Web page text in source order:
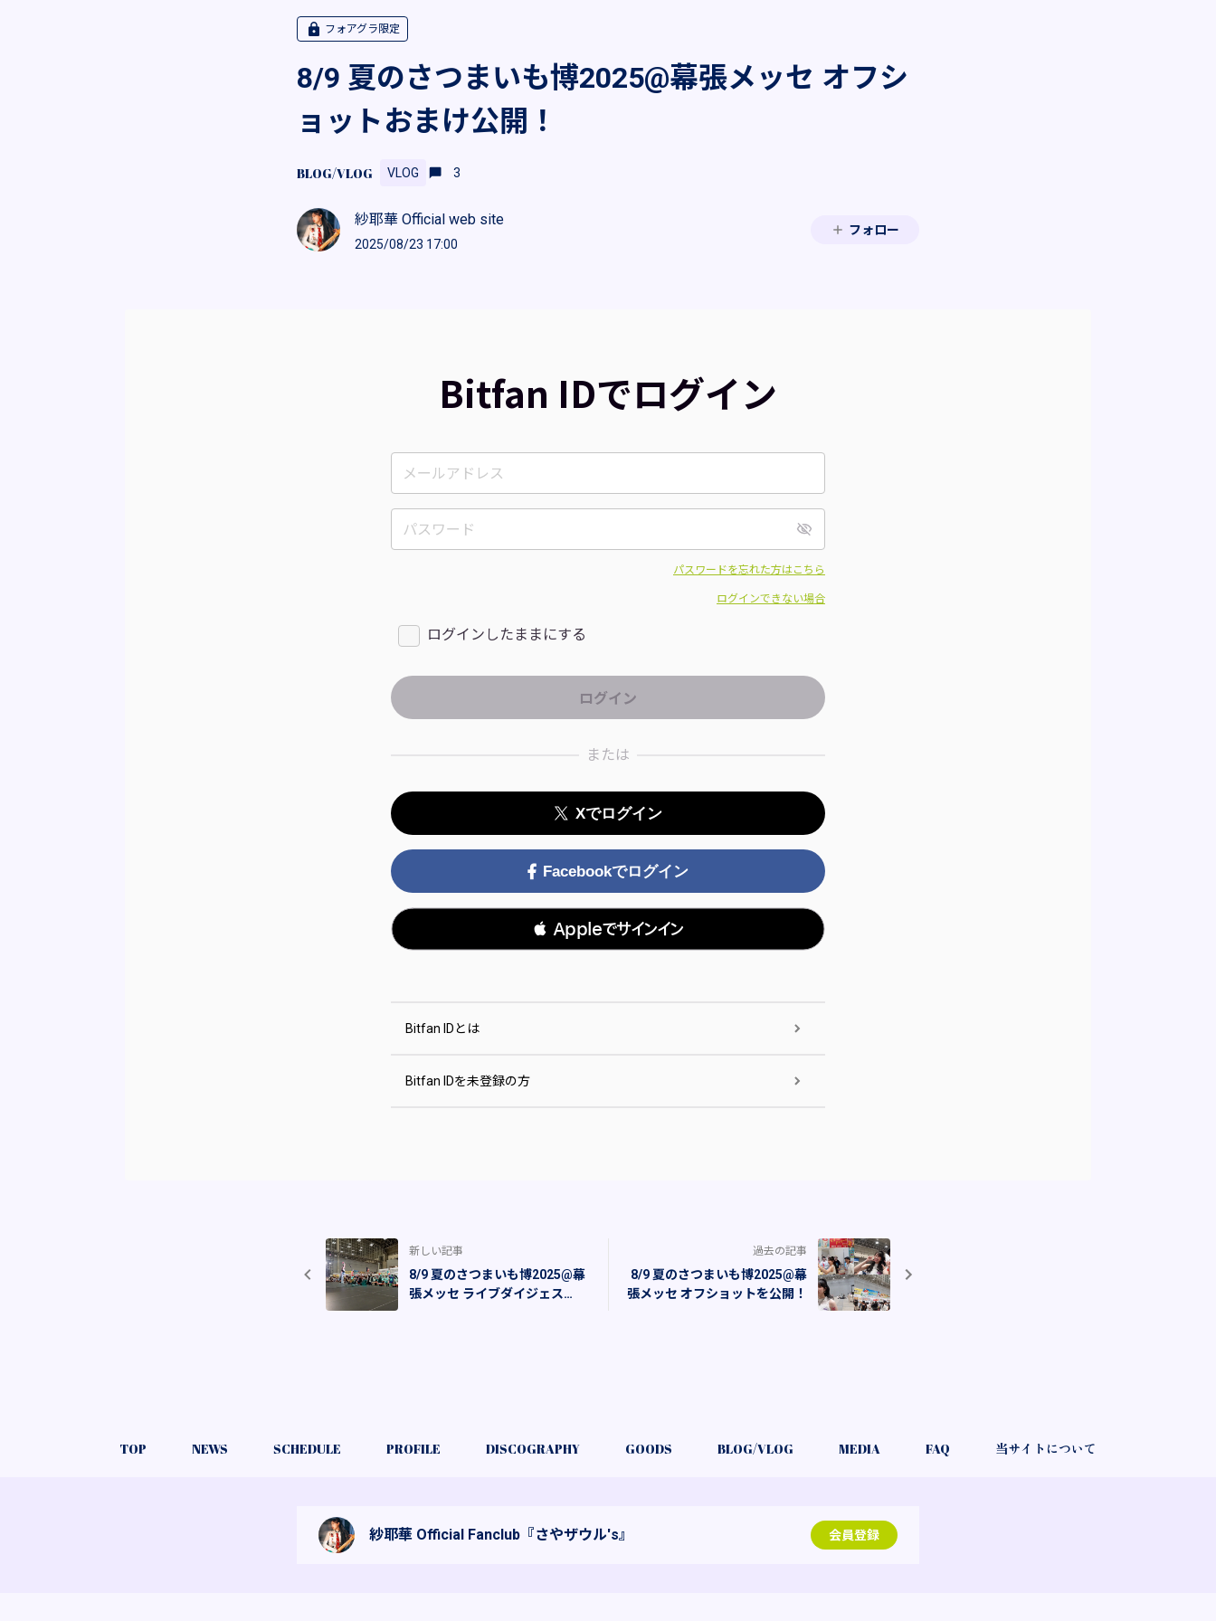
フォアグラ限定
8/9 夏のさつまいも博2025@幕張メッセ オフシ
ョットおまけ公開！
BLOG/VLOG VLOG 3
紗耶華 Official web site
2025/08/23 17:00
フォロー
Bitfan IDでログイン
パスワードを忘れた方はこちら
ログインできない場合
ログインしたままにする
または
Xでログイン
Facebookでログイン
 Appleでサインイン
Bitfan IDとは
Bitfan IDを未登録の方
新しい記事
8/9 夏のさつまいも博2025@幕
張メッセ ライブダイジェス
過去の記事
8/9 夏のさつまいも博2025@幕
張メッセ オフショットを公開！
TOP NEWS SCHEDULE PROFILE DISCOGRAPHY GOODS BLOG/VLOG MEDIA FAQ 当サイトについて
紗耶華 Official Fanclub『さやザウル's』 会員登録